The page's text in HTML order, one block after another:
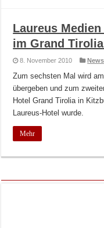
Laureus Medien
im Grand
8. November 2010 News
Zum sechsten Mal wird
übergeben und zum
Hotel Grand Tirolia in
Laureus-Hotel wurde.
Mehr